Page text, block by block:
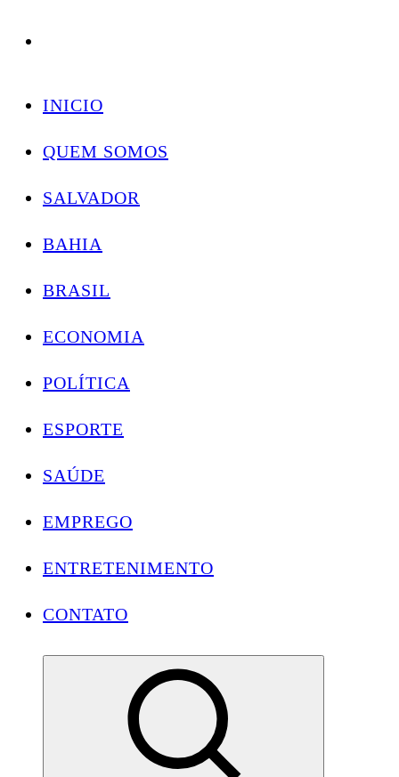
Skip
INICIO
QUEM SOMOS
SALVADOR
BAHIA
BRASIL
ECONOMIA
POLÍTICA
ESPORTE
SAÚDE
EMPREGO
ENTRETENIMENTO
CONTATO